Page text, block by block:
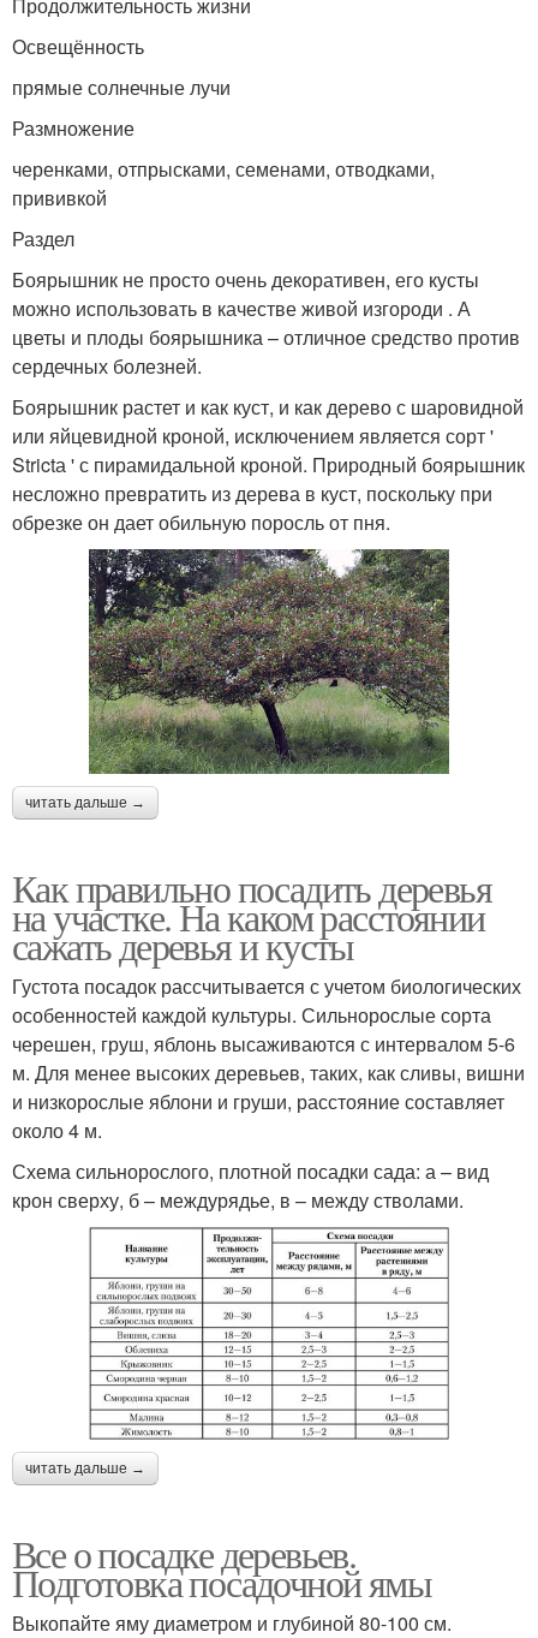
Продолжительность жизни
Освещённость
прямые солнечные лучи
Размножение
черенками, отпрысками, семенами, отводками,
прививкой
Раздел
Боярышник не просто очень декоративен, его кусты
можно использовать в качестве живой изгороди . А
цветы и плоды боярышника – отличное средство против
сердечных болезней.
Боярышник растет и как куст, и как дерево с шаровидной
или яйцевидной кроной, исключением является сорт '
Strictа ' с пирамидальной кроной. Природный боярышник
несложно превратить из дерева в куст, поскольку при
обрезке он дает обильную поросль от пня.
читать дальше →
Как правильно посадить деревья
на участке. На каком расстоянии
сажать деревья и кусты
Густота посадок рассчитывается с учетом биологических
особенностей каждой культуры. Сильнорослые сорта
черешен, груш, яблонь высаживаются с интервалом 5-6
м. Для менее высоких деревьев, таких, как сливы, вишни
и низкорослые яблони и груши, расстояние составляет
около 4 м.
Схема сильнорослого, плотной посадки сада: а – вид
крон сверху, б – междурядье, в – между стволами.
читать дальше →
Все о посадке деревьев.
Подготовка посадочной ямы
Выкопайте яму диаметром и глубиной 80-100 см.